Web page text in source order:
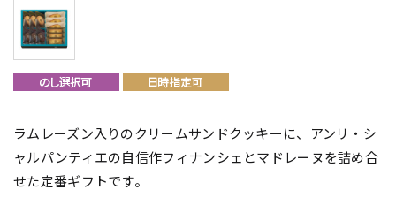
ラムレーズン入りのクリームサンドクッキーに、アンリ・シ
ャルパンティエの自信作フィナンシェとマドレーヌを詰め合
せた定番ギフトです。